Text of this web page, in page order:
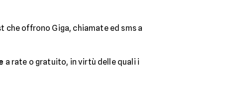
offrono Giga, chiamate ed sms a
a rate o gratuito, in virtù delle quali i